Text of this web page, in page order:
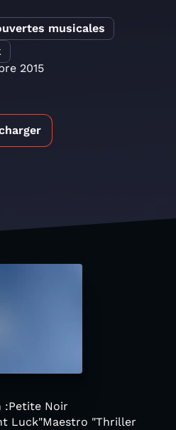
musicales
2015
:Petite Noir
Luck"Maestro "Thriller